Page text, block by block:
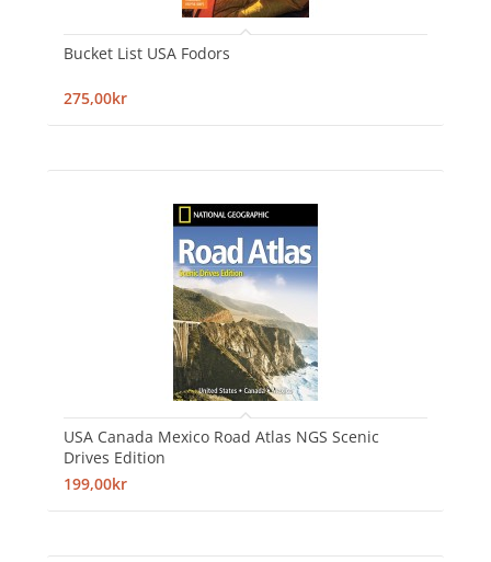
Bucket List USA Fodors
275,00kr
USA Canada Mexico Road Atlas NGS Scenic
Drives Edition
199,00kr